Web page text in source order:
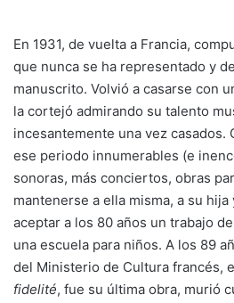
En 1931, de vuelta a Francia,
que nunca se ha representado y
manuscrito. Volvió a casarse con
la cortejó admirando su talento
incesantemente una vez casados.
ese periodo innumerables (e
sonoras, más conciertos, obras
mantenerse a ella misma, a su
aceptar a los 80 años un trabajo
una escuela para niños. A los 89
del Ministerio de Cultura francés,
fidelité, fue su última obra, murió